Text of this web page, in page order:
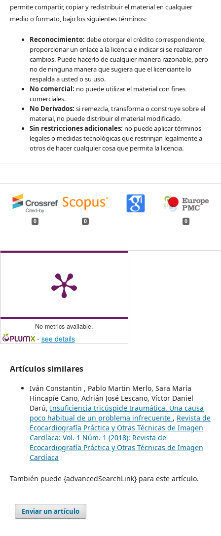
permite compartir, copiar y redistribuir el material en cualquier
medio o formato, bajo los siguientes términos:
Reconocimiento: debe otorgar el crédito correspondiente,
proporcionar un enlace a la licencia e indicar si se realizaron
cambios. Puede hacerlo de cualquier manera razonable, pero
no de ninguna manera que sugiera que el licenciante lo
respalda a usted o su uso.
No comercial: no puede utilizar el material con fines
comerciales.
No Derivados: si remezcla, transforma o construye sobre el
material, no puede distribuir el material modificado.
Sin restricciones adicionales: no puede aplicar términos
legales o medidas tecnológicas que restrinjan legalmente a
otros de hacer cualquier cosa que permita la licencia.
0 0 0
No metrics available.
- see details
Artículos similares
Iván Constantin , Pablo Martin Merlo, Sara María
Hincapíe Cano, Adrián José Lescano, Víctor Daniel
Darú, Insuficiencia tricúspide traumática. Una causa
poco habitual de un problema infrecuente , Revista de
Ecocardiografía Práctica y Otras Técnicas de Imagen
Cardíaca: Vol. 1 Núm. 1 (2018): Revista de
Ecocardiografía Práctica y Otras Técnicas de Imagen
Cardíaca
También puede {advancedSearchLink} para este artículo.
Enviar un artículo